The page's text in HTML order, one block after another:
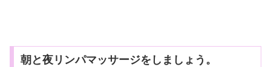
朝と夜リンパマッサージをしましょう。